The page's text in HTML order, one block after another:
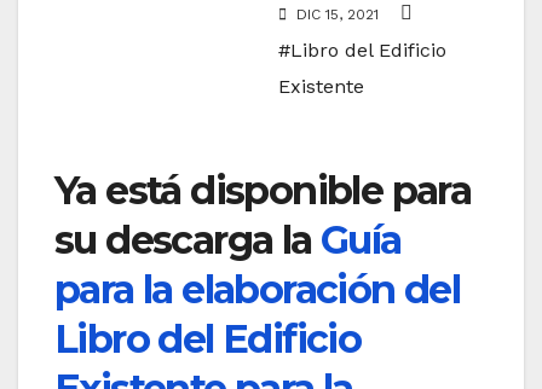
DIC 15, 2021
#Libro del Edificio
Existente
Ya está disponible para
su descarga la Guía
para la elaboración del
Libro del Edificio